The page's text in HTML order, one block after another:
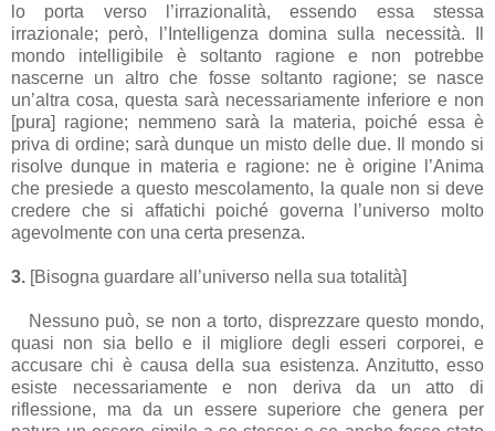
lo porta verso l’irrazionalità, essendo essa stessa
irrazionale; però, l’Intelligenza domina sulla necessità. Il
mondo intelligibile è soltanto ragione e non potrebbe
nascerne un altro che fosse soltanto ragione; se nasce
un’altra cosa, questa sarà necessariamente inferiore e non
[pura] ragione; nemmeno sarà la materia, poiché essa è
priva di ordine; sarà dunque un misto delle due. Il mondo si
risolve dunque in materia e ragione: ne è origine l’Anima
che presiede a questo mescolamento, la quale non si deve
credere che si affatichi poiché governa l’universo molto
agevolmente con una certa presenza.
3. [Bisogna guardare all’universo nella sua totalità]
Nessuno può, se non a torto, disprezzare questo mondo,
quasi non sia bello e il migliore degli esseri corporei, e
accusare chi è causa della sua esistenza. Anzitutto, esso
esiste necessariamente e non deriva da un atto di
riflessione, ma da un essere superiore che genera per